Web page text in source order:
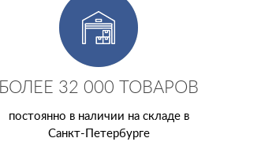
БОЛЕЕ 32 000 ТОВАРОВ
постоянно в наличии на складе в
Санкт-Петербурге